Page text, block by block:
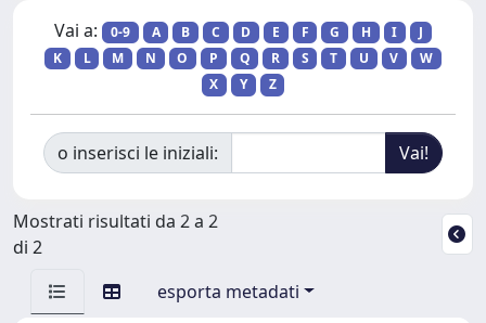
Vai a: 0-9 A B C D E F G H I
J
K
L M N O P Q R S T U V
W
X
Y Z
o inserisci le iniziali:
Mostrati risultati da 2 a 2
di 2
esporta metadati